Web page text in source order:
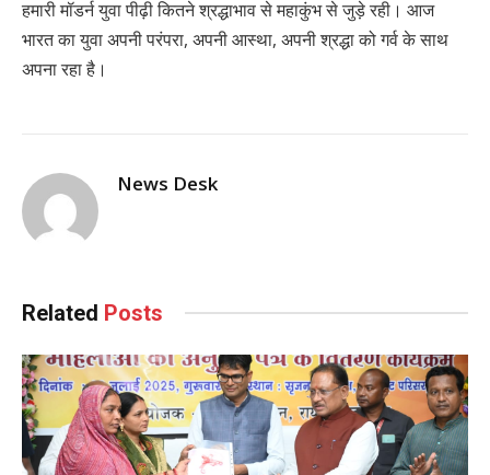
हमारी मॉडर्न युवा पीढ़ी कितने श्रद्धाभाव से महाकुंभ से जुड़े रही। आज
भारत का युवा अपनी परंपरा, अपनी आस्था, अपनी श्रद्धा को गर्व के साथ
अपना रहा है।
News Desk
Related Posts